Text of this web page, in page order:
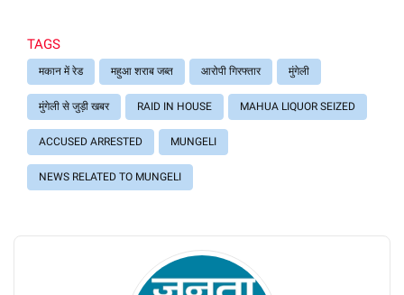
TAGS
मकान में रेड महुआ शराब जब्त आरोपी गिरफ्तार मुंगेली
मुंगेली से जुड़ी खबर RAID IN HOUSE MAHUA LIQUOR SEIZED
ACCUSED ARRESTED MUNGELI
NEWS RELATED TO MUNGELI